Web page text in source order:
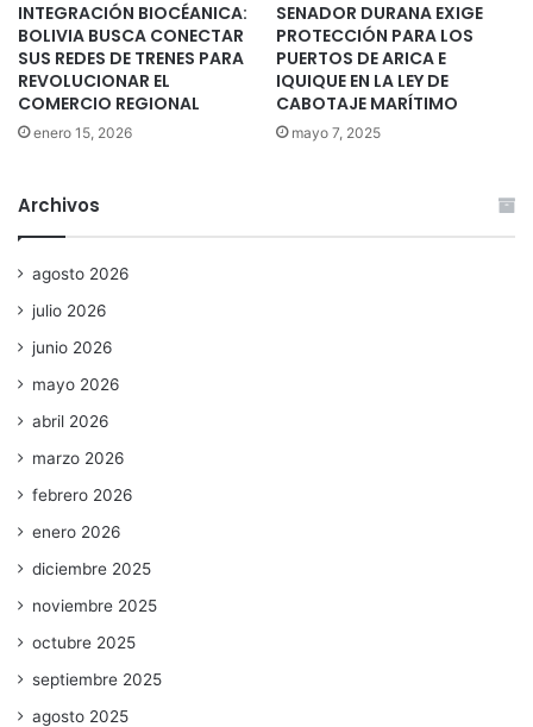
INTEGRACIÓN BIOCÉANICA:
BOLIVIA BUSCA CONECTAR
SUS REDES DE TRENES PARA
REVOLUCIONAR EL
COMERCIO REGIONAL
enero 15, 2026
SENADOR DURANA EXIGE
PROTECCIÓN PARA LOS
PUERTOS DE ARICA E
IQUIQUE EN LA LEY DE
CABOTAJE MARÍTIMO
mayo 7, 2025
Archivos
agosto 2026
julio 2026
junio 2026
mayo 2026
abril 2026
marzo 2026
febrero 2026
enero 2026
diciembre 2025
noviembre 2025
octubre 2025
septiembre 2025
agosto 2025